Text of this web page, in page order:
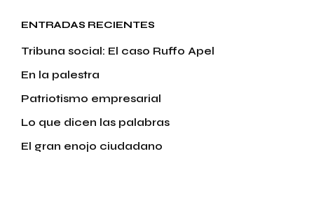
ENTRADAS RECIENTES
Tribuna social: El caso Ruffo Apel
En la palestra
Patriotismo empresarial
Lo que dicen las palabras
El gran enojo ciudadano